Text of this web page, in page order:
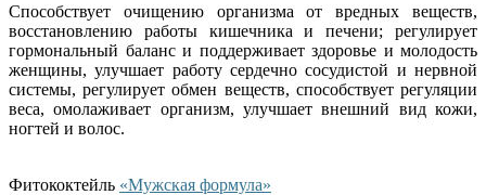
Способствует очищению организма от вредных веществ,
восстановлению работы кишечника и печени; регулирует
гормональный баланс и поддерживает здоровье и молодость
женщины, улучшает работу сердечно сосудистой и нервной
системы, регулирует обмен веществ, способствует регуляции
веса, омолаживает организм, улучшает внешний вид кожи,
ногтей и волос.
Фитококтейль «Мужская формула»